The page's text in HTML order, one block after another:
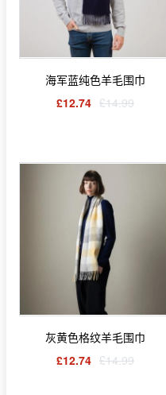
海军蓝纯色羊毛围巾
£12.74 £14.99
灰黄色格纹羊毛围巾
£12.74 £14.99